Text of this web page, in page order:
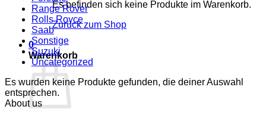
Es befinden sich keine Produkte im Warenkorb.
Zurück zum Shop
0
Warenkorb
Range Rover
Rolls Royce
Saab
Sonstige
Suzuki
Uncategorized
Es wurden keine Produkte gefunden, die deiner Auswahl
entsprechen.
About us